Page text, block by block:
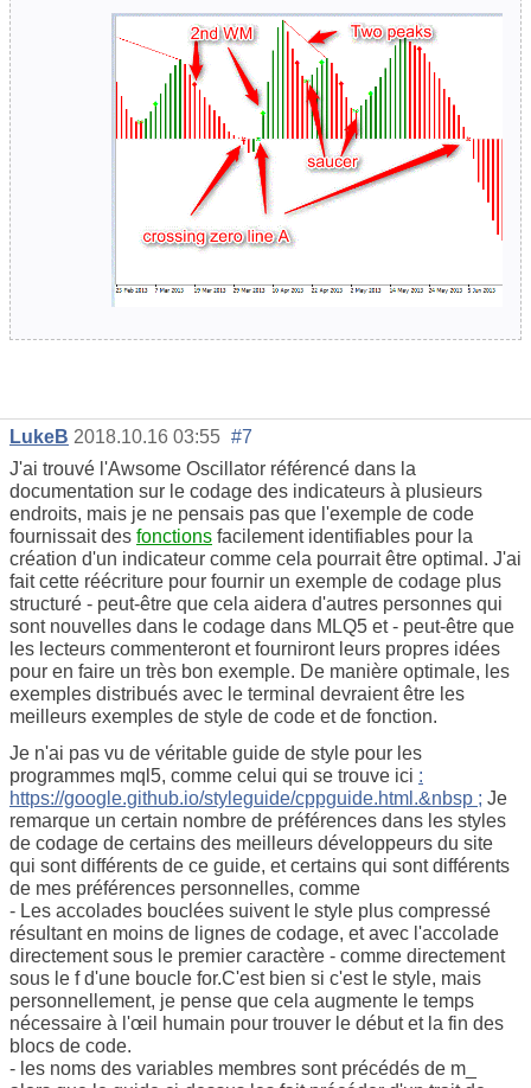
LukeB 2018.10.16 03:55 #7
J'ai trouvé l'Awsome Oscillator référencé dans la
documentation sur le codage des indicateurs à plusieurs
endroits, mais je ne pensais pas que l'exemple de code
fournissait des fonctions facilement identifiables pour la
création d'un indicateur comme cela pourrait être optimal. J'ai
fait cette réécriture pour fournir un exemple de codage plus
structuré - peut-être que cela aidera d'autres personnes qui
sont nouvelles dans le codage dans MLQ5 et - peut-être que
les lecteurs commenteront et fourniront leurs propres idées
pour en faire un très bon exemple. De manière optimale, les
exemples distribués avec le terminal devraient être les
meilleurs exemples de style de code et de fonction.
Je n'ai pas vu de véritable guide de style pour les
programmes mql5, comme celui qui se trouve ici :
https://google.github.io/styleguide/cppguide.html.&nbsp ; Je
remarque un certain nombre de préférences dans les styles
de codage de certains des meilleurs développeurs du site
qui sont différents de ce guide, et certains qui sont différents
de mes préférences personnelles, comme
- Les accolades bouclées suivent le style plus compressé
résultant en moins de lignes de codage, et avec l'accolade
directement sous le premier caractère - comme directement
sous le f d'une boucle for.C'est bien si c'est le style, mais
personnellement, je pense que cela augmente le temps
nécessaire à l'œil humain pour trouver le début et la fin des
blocs de code.
- les noms des variables membres sont précédés de m_